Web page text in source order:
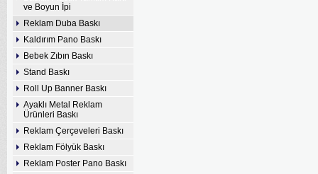
ve Boyun İpi
Reklam Duba Baskı
Kaldırım Pano Baskı
Bebek Zıbın Baskı
Stand Baskı
Roll Up Banner Baskı
Ayaklı Metal Reklam
Ürünleri Baskı
Reklam Çerçeveleri Baskı
Reklam Fölyük Baskı
Reklam Poster Pano Baskı